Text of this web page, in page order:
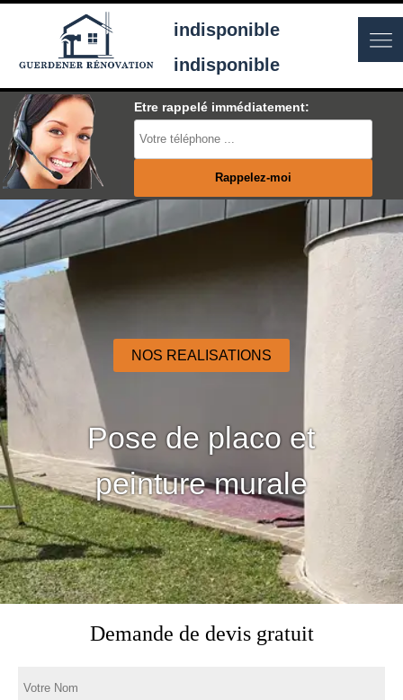
indisponible
indisponible
Etre rappelé immédiatement:
NOS REALISATIONS
Pose de placo et
peinture murale
Demande de devis gratuit